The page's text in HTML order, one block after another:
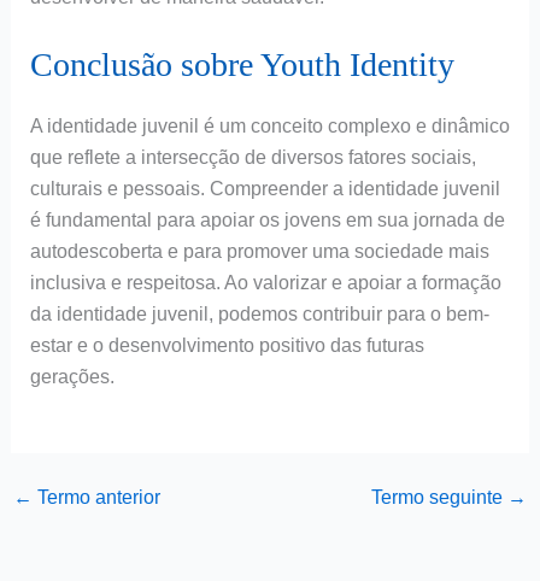
Conclusão sobre Youth Identity
A identidade juvenil é um conceito complexo e dinâmico
que reflete a intersecção de diversos fatores sociais,
culturais e pessoais. Compreender a identidade juvenil
é fundamental para apoiar os jovens em sua jornada de
autodescoberta e para promover uma sociedade mais
inclusiva e respeitosa. Ao valorizar e apoiar a formação
da identidade juvenil, podemos contribuir para o bem-
estar e o desenvolvimento positivo das futuras
gerações.
← Termo anterior Termo seguinte →